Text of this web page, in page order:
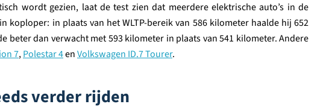
wordt gezien, laat de test zien dat meerdere elektrische auto’s in de
koploper: in plaats van het WLTP-bereik van 586 kilometer haalde hij 652
beter dan verwacht met 593 kilometer in plaats van 541 kilometer. Andere
7,Polestar 4enVolkswagen ID.7 Tourer.
verder rijden